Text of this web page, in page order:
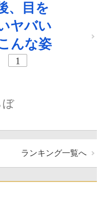
目を
ヤバい
んな姿
1
ぼ
ランキング一覧へ